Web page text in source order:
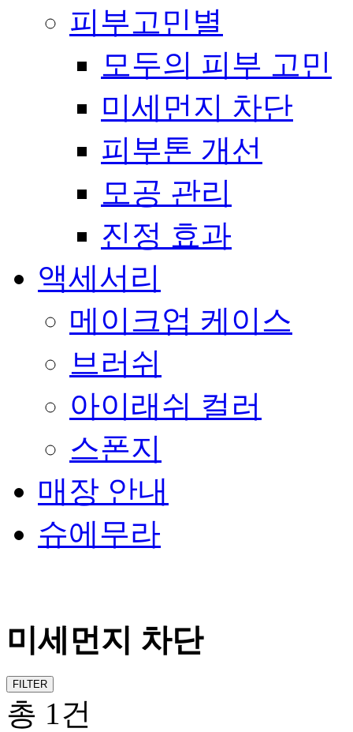
피부고민별
모두의 피부 고민
미세먼지 차단
피부톤 개선
모공 관리
진정 효과
액세서리
메이크업 케이스
브러쉬
아이래쉬 컬러
스폰지
매장 안내
슈에무라
미세먼지 차단
FILTER
총 1건